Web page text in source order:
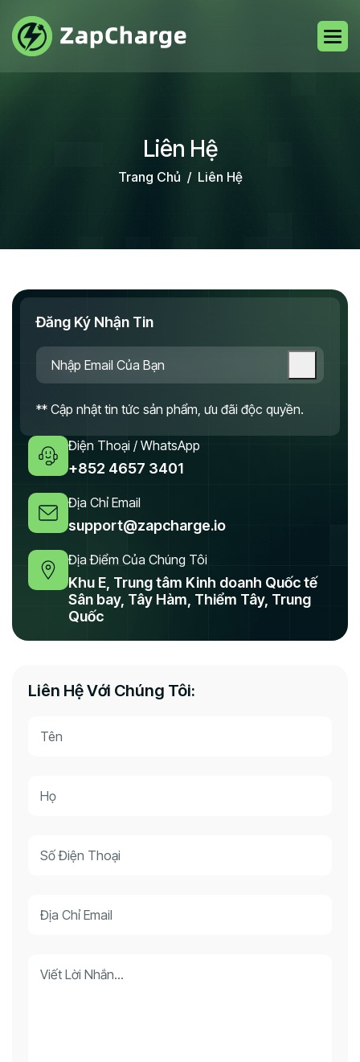
Liên Hệ
Trang Chủ Liên Hệ
Đăng Ký Nhận Tin
** Cập nhật tin tức sản phẩm, ưu đãi độc quyền.
Điện Thoại / WhatsApp
+852 4657 3401
Địa Chỉ Email
support@zapcharge.io
Địa Điểm Của Chúng Tôi
Khu E, Trung tâm Kinh doanh Quốc tế
Sân bay, Tây Hàm, Thiểm Tây, Trung
Quốc
Liên Hệ Với Chúng Tôi: